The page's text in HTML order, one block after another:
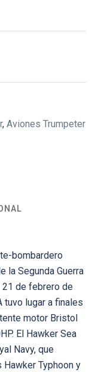
, Aviones Trumpeter
bombardero
la Segunda Guerra
21 de febrero de
tuvo lugar a finales
motor Bristol
El Hawker Sea
Navy, que
Typhoon y